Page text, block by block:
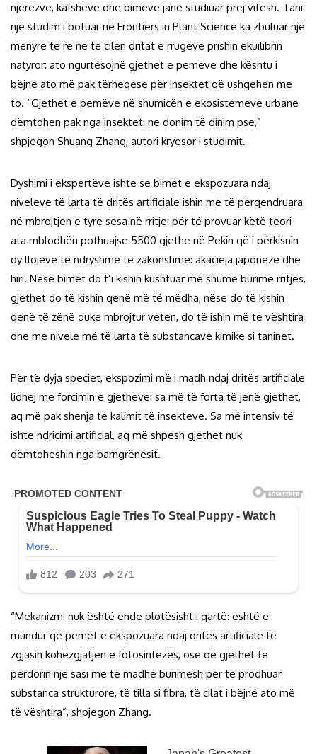
njerëzve, kafshëve dhe bimëve janë studiuar prej vitesh. Tani
një studim i botuar në Frontiers in Plant Science ka zbuluar një
mënyrë të re në të cilën dritat e rrugëve prishin ekuilibrin
natyror: ato ngurtësojnë gjethet e pemëve dhe kështu i
bëjnë ato më pak tërheqëse për insektet që ushqehen me
to. “Gjethet e pemëve në shumicën e ekosistemeve urbane
dëmtohen pak nga insektet: ne donim të dinim pse,”
shpjegon Shuang Zhang, autori kryesor i studimit.
Dyshimi i ekspertëve ishte se bimët e ekspozuara ndaj
niveleve të larta të dritës artificiale ishin më të përqendruara
në mbrojtjen e tyre sesa në rritje: për të provuar këtë teori
ata mblodhën pothuajse 5500 gjethe në Pekin që i përkisnin
dy llojeve të ndryshme të zakonshme: akacieja japoneze dhe
hiri. Nëse bimët do t’i kishin kushtuar më shumë burime rritjes,
gjethet do të kishin qenë më të mëdha, nëse do të kishin
qenë të zënë duke mbrojtur veten, do të ishin më të vështira
dhe me nivele më të larta të substancave kimike si taninet.
Për të dyja speciet, ekspozimi më i madh ndaj dritës artificiale
lidhej me forcimin e gjetheve: sa më të forta të jenë gjethet,
aq më pak shenja të kalimit të insekteve. Sa më intensiv të
ishte ndriçimi artificial, aq më shpesh gjethet nuk
dëmtoheshin nga barngrënësit.
“Mekanizmi nuk është ende plotësisht i qartë: është e
mundur që pemët e ekspozuara ndaj dritës artificiale të
zgjasin kohëzgjatjen e fotosintezës, ose që gjethet të
përdorin një sasi më të madhe burimesh për të prodhuar
substanca strukturore, të tilla si fibra, të cilat i bëjnë ato më
të vështira”, shpjegon Zhang.